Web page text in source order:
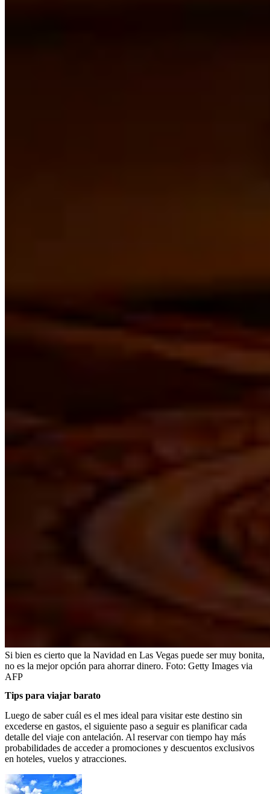
Si bien es cierto que la Navidad en Las Vegas puede ser muy bonita,
no es la mejor opción para ahorrar dinero. Foto: Getty Images via
AFP
Tips para viajar barato
Luego de saber cuál es el mes ideal para visitar este destino sin
excederse en gastos, el siguiente paso a seguir es planificar cada
detalle del viaje con antelación. Al reservar con tiempo hay más
probabilidades de acceder a promociones y descuentos exclusivos
en hoteles, vuelos y atracciones.